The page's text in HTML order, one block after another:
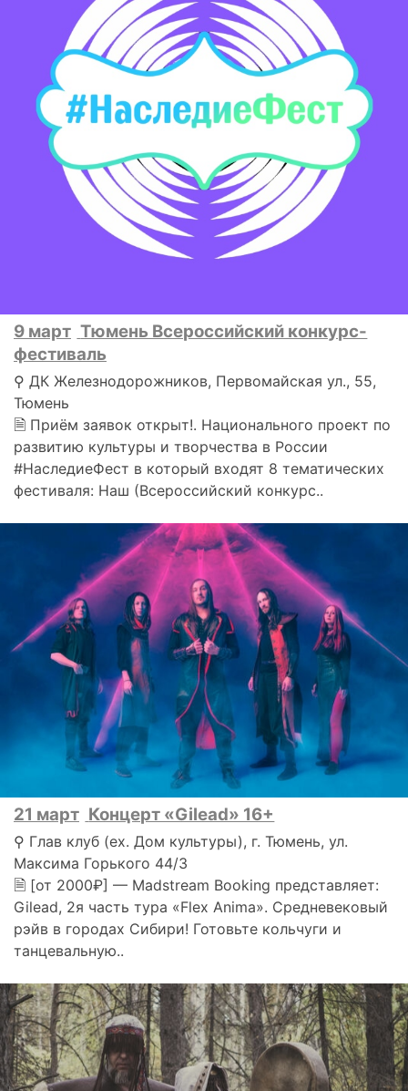
9 март Тюмень Всероссийский конкурс-
фестиваль
⚲ ДК Железнодорожников, Первомайская ул., 55,
Тюмень
🗎 Приём заявок открыт!. Национального проект по
развитию культуры и творчества в России
#НаследиеФест в который входят 8 тематических
фестиваля: Наш (Всероссийский конкурс..
21 март Концерт «Gilead» 16+
⚲ Глав клуб (ex. Дом культуры), г. Тюмень, ул.
Максима Горького 44/3
🗎 [от 2000₽] — Madstream Booking представляет:
Gilead, 2я часть тура «Flex Anima». Средневековый
рэйв в городах Сибири! Готовьте кольчуги и
танцевальную..